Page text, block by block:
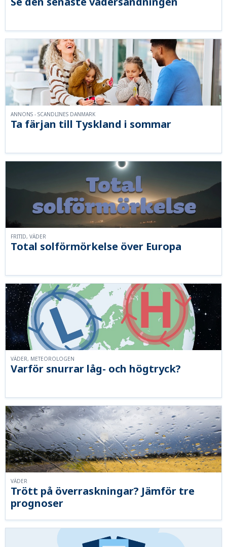
Ta färjan till Tyskland i sommar
ANNONS - SCANDLINES DANMARK
Total solförmörkelse över Europa
FRITID, VÄDER
Varför snurrar låg- och högtryck?
VÄDER, METEOROLOGEN
Trött på överraskningar? Jämför tre
prognoser
VÄDER